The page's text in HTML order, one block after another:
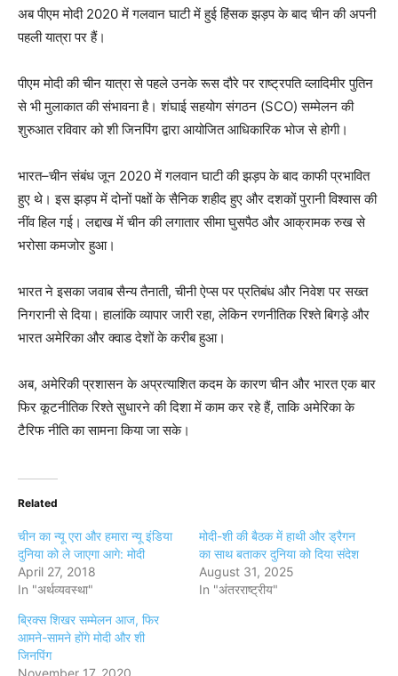
अब पीएम मोदी 2020 में गलवान घाटी में हुई हिंसक झड़प के बाद चीन की अपनी
पहली यात्रा पर हैं।
पीएम मोदी की चीन यात्रा से पहले उनके रूस दौरे पर राष्ट्रपति व्लादिमीर पुतिन
से भी मुलाकात की संभावना है। शंघाई सहयोग संगठन (SCO) सम्मेलन की
शुरुआत रविवार को शी जिनपिंग द्वारा आयोजित आधिकारिक भोज से होगी।
भारत–चीन संबंध जून 2020 में गलवान घाटी की झड़प के बाद काफी प्रभावित
हुए थे। इस झड़प में दोनों पक्षों के सैनिक शहीद हुए और दशकों पुरानी विश्वास की
नींव हिल गई। लद्दाख में चीन की लगातार सीमा घुसपैठ और आक्रामक रुख से
भरोसा कमजोर हुआ।
भारत ने इसका जवाब सैन्य तैनाती, चीनी ऐप्स पर प्रतिबंध और निवेश पर सख्त
निगरानी से दिया। हालांकि व्यापार जारी रहा, लेकिन रणनीतिक रिश्ते बिगड़े और
भारत अमेरिका और क्वाड देशों के करीब हुआ।
अब, अमेरिकी प्रशासन के अप्रत्याशित कदम के कारण चीन और भारत एक बार
फिर कूटनीतिक रिश्ते सुधारने की दिशा में काम कर रहे हैं, ताकि अमेरिका के
टैरिफ नीति का सामना किया जा सके।
Related
चीन का न्‍यू एरा और हमारा न्‍यू इंडिया
दुनिया को ले जाएगा आगे: मोदी
April 27, 2018
In "अर्थव्यवस्था"
मोदी-शी की बैठक में हाथी और ड्रैगन
का साथ बताकर दुनिया को दिया संदेश
August 31, 2025
In "अंतरराष्ट्रीय"
ब्रिक्स शिखर सम्मेलन आज, फिर
आमने-सामने होंगे मोदी और शी
जिनपिंग